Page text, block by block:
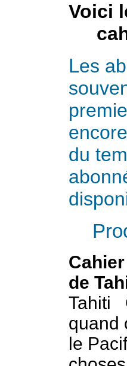
Voici
Les
du
de
Tahiti
quand
le